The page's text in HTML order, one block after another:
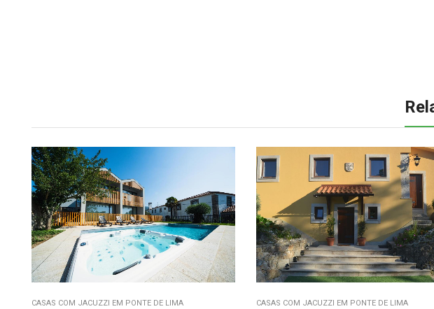
CASAS COM JACUZZI EM PONTE DE LIMA CASAS COM JACUZZI EM PONTE DE LIMA